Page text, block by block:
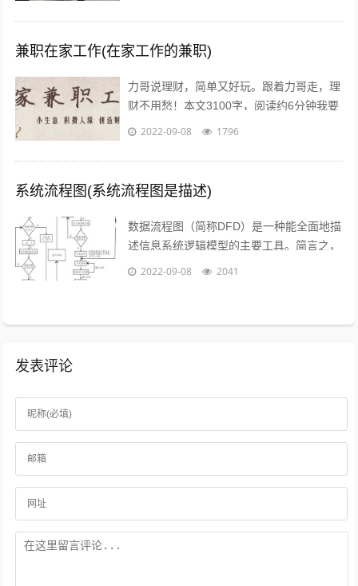
兼职在家工作(在家工作的兼职)
力哥说理财，简单又好玩。跟着力哥走，理
财不用愁！本文3100字，阅读约6分钟我要
介绍的赚钱工作就是兼职写稿赚稿费。主业
2022-09-08 1796
系统流程图(系统流程图是描述)
数据流程图（简称DFD）是一种能全面地描
述信息系统逻辑模型的主要工具。简言之，
就是以图形的方式来描述数据在系统流程中
2022-09-08 2041
发表评论